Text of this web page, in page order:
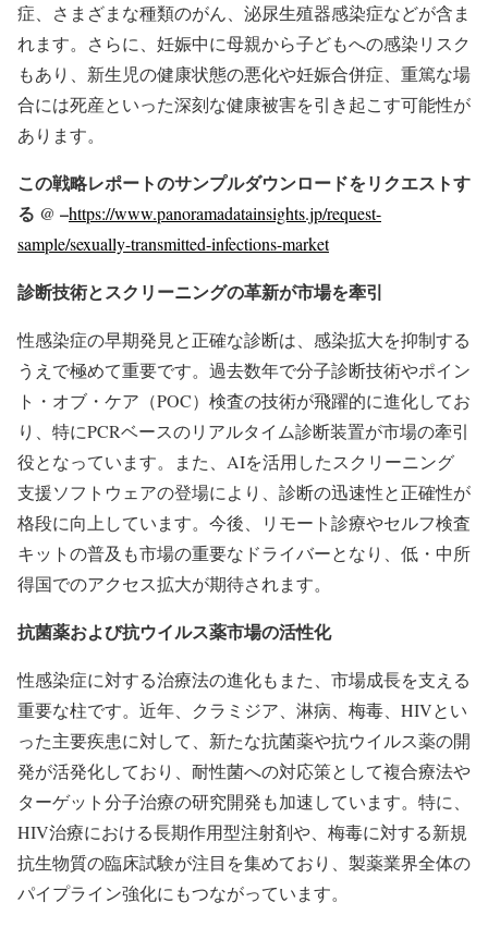
症、さまざまな種類のがん、泌尿生殖器感染症などが含ま
れます。さらに、妊娠中に母親から子どもへの感染リスク
もあり、新生児の健康状態の悪化や妊娠合併症、重篤な場
合には死産といった深刻な健康被害を引き起こす可能性が
あります。
この戦略レポートのサンプルダウンロードをリクエストす
る @ –https://www.panoramadatainsights.jp/request-
sample/sexually-transmitted-infections-market
診断技術とスクリーニングの革新が市場を牽引
性感染症の早期発見と正確な診断は、感染拡大を抑制する
うえで極めて重要です。過去数年で分子診断技術やポイン
ト・オブ・ケア（POC）検査の技術が飛躍的に進化してお
り、特にPCRベースのリアルタイム診断装置が市場の牽引
役となっています。また、AIを活用したスクリーニング
支援ソフトウェアの登場により、診断の迅速性と正確性が
格段に向上しています。今後、リモート診療やセルフ検査
キットの普及も市場の重要なドライバーとなり、低・中所
得国でのアクセス拡大が期待されます。
抗菌薬および抗ウイルス薬市場の活性化
性感染症に対する治療法の進化もまた、市場成長を支える
重要な柱です。近年、クラミジア、淋病、梅毒、HIVとい
った主要疾患に対して、新たな抗菌薬や抗ウイルス薬の開
発が活発化しており、耐性菌への対応策として複合療法や
ターゲット分子治療の研究開発も加速しています。特に、
HIV治療における長期作用型注射剤や、梅毒に対する新規
抗生物質の臨床試験が注目を集めており、製薬業界全体の
パイプライン強化にもつながっています。